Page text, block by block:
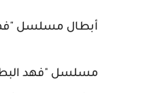
أبطال مسلسل "فهد
مسلسل "فهد